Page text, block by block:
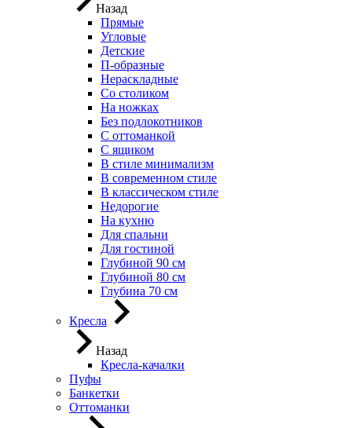
Назад
Прямые
Угловые
Детские
П-образные
Нераскладные
Со столиком
На ножках
Без подлокотников
С оттоманкой
С ящиком
В стиле минимализм
В современном стиле
В классическом стиле
Недорогие
На кухню
Для спальни
Для гостиной
Глубиной 90 см
Глубиной 80 см
Глубина 70 см
Кресла
Назад
Кресла-качалки
Пуфы
Банкетки
Оттоманки